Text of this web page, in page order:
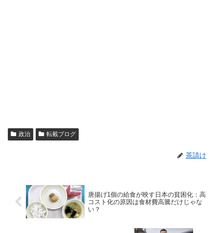
政治 転載ブログ
茶請け
唐揚げ1個の給食が映す日本の貧困化：高
コスト化の原因は食材費高騰だけじゃな
い？